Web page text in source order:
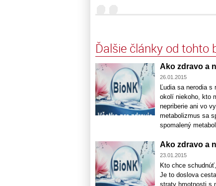
Ďalšie články od tohto
Ako zdravo a
26.01.2015
Ľudia sa nerodia
okolí niekoho, kto
nepriberie ani vo
metabolizmus sa
spomalený
Ako zdravo a
23.01.2015
Kto chce
Je to doslova
straty hmotnosti s